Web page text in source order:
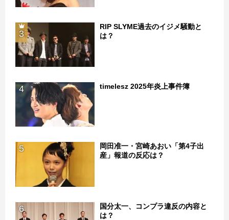
3
RIP SLYME過去のイジメ騒動と
は？
4 timelesz 2025年炎上事件簿
5
岡田准一・宮崎あおい「第4子出
産」報道の反応は？
6
国分太一、コンプラ違反の内容と
は？